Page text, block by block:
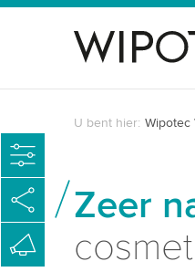
U bent hier: Wipotec
Zeer